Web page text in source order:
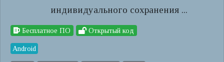
индивидуального сохранения ...
Бесплатное ПО Открытый код
Android